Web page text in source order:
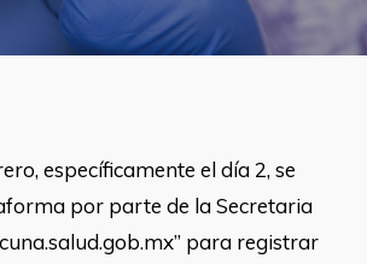
específicamente el día 2, se
por parte de la Secretaria
para registrar